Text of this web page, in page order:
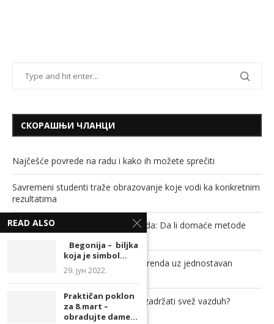
СКОРАШЊИ ЧЛАНЦИ
Najčešće povrede na radu i kako ih možete sprečiti
Savremeni studenti traže obrazovanje koje vodi ka konkretnim
rezultatima
Soda bikarbona, sirće i ključala voda: Da li domaće metode
stvarno mogu da odguše cev?
Povećajte prepoznatljivost svog brenda uz jednostavan
promotivni proizvod!
Kako zaštititi dom od insekata, a zadržati svež vazduh?
READ ALSO
Begonija – biljka
koja je simbol...
29. јун 2022.
Praktičan poklon
za 8.mart –
obradujte dame...